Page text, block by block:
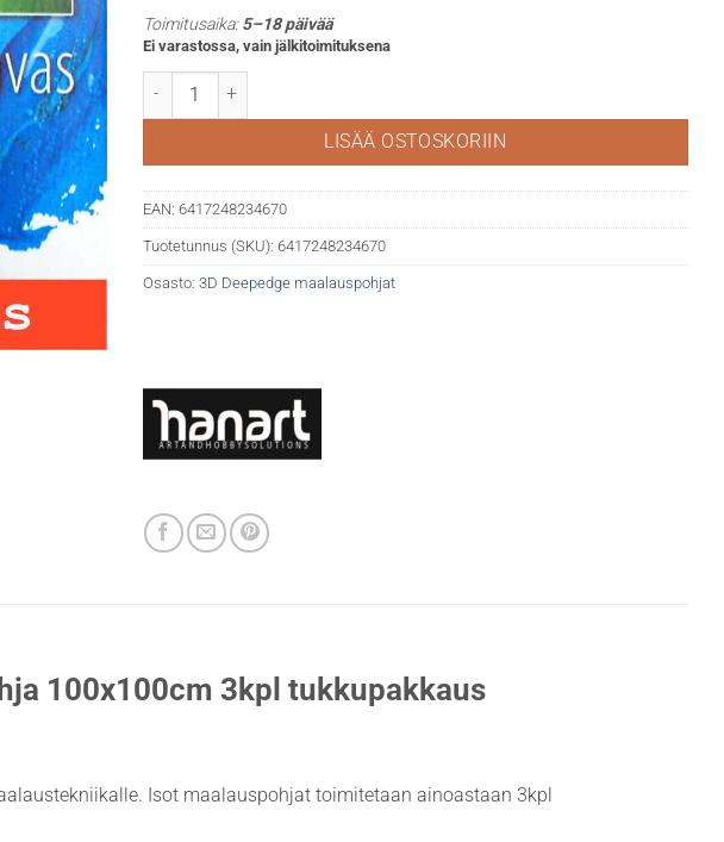
Toimitusaika:5–18 päivää
Ei varastossa, vain jälkitoimituksena
Pinko 3D maalauspohja 100x100cm 3kpl määrä
LISÄÄ OSTOSKORIIN
EAN: 6417248234670
Tuotetunnus (SKU): 6417248234670
Osasto: 3D Deepedge maalauspohjat
100x100cm 3kpl tukkupakkaus
Isot maalauspohjat toimitetaan ainoastaan 3kpl